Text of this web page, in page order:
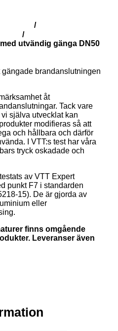
/
/
utvändig gänga DN50
brandanslutningen
åt
Tack vare
själva utvecklat kan
modifieras så att
och hållbara och därför
I VTT:s test har våra
tryck oskadade och
av VTT Expert
punkt F7 i standarden
15). De är gjorda av
eller
finns omgående
Leveranser även